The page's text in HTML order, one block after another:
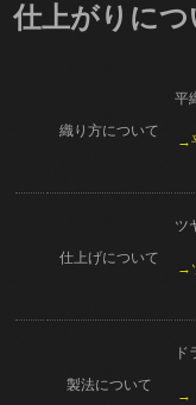
仕上がりにつ
織り方について
平
→
仕上げについて
ツ
→
製法について
ド
→